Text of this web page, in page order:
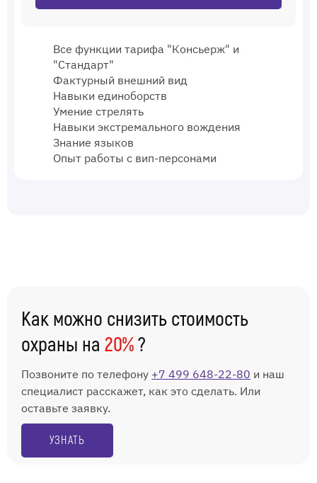
Все функции тарифа "Консьерж" и
"Стандарт"
Фактурный внешний вид
Навыки единоборств
Умение стрелять
Навыки экстремального вождения
Знание языков
Опыт работы с вип-персонами
Как можно снизить стоимость
охраны на 20%?
Позвоните по телефону +7 499 648-22-80 и наш
специалист расскажет, как это сделать. Или
оставьте заявку.
УЗНАТЬ